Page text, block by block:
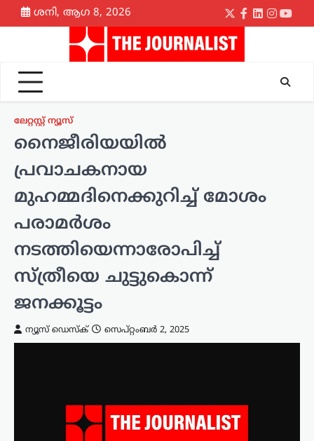
Skip
to
ശനി, ആഗ 8, 2026
Twitter
Facebook
LinkedIn
ലേറ്റസ്റ്റ് ന്യൂസ്
നൈജീരിയയിൽ
പ്രവാചകനായ
മുഹമ്മദിനെക്കുറിച്ച് മോശം
പരാമർശം
നടത്തിയെന്നാരോപിച്ച്
സ്ത്രീയെ ചുട്ടുകൊന്ന്
ജനക്കൂട്ടം
ന്യൂസ് ഡെസ്ക് സെപ്റ്റംബർ 2, 2025